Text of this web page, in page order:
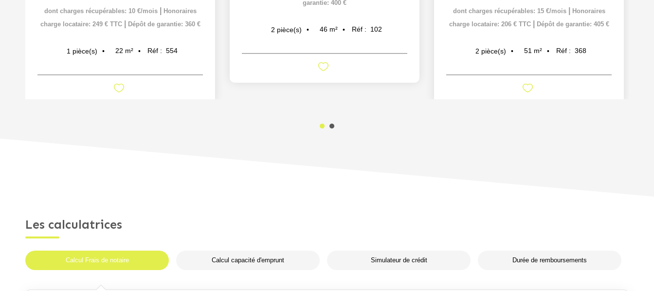
dont charges récupérables: 10 €/mois
Honoraires
charge locataire: 249 € TTC
Dépôt de garantie: 360 €
1 pièce(s) 22 m² Réf : 554
garantie: 400 €
2 pièce(s) 46 m² Réf : 102
dont charges récupérables: 15 €/mois
Honoraires
charge locataire: 206 € TTC
Dépôt de garantie: 405 €
2 pièce(s) 51 m² Réf : 368
Les calculatrices
Calcul Frais de notaire Calcul capacité d'emprunt Simulateur de crédit Durée de remboursements